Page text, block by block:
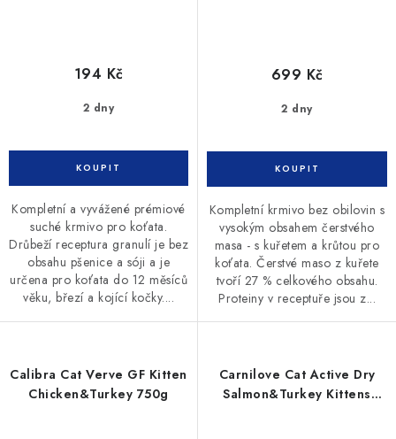
2 dny
194 Kč
Kompletní a vyvážené prémiové
suché krmivo pro koťata.
Drůbeží receptura granulí je bez
obsahu pšenice a sóji a je
určena pro koťata do 12 měsíců
věku, březí a kojící kočky....
2 dny
699 Kč
Kompletní krmivo bez obilovin s
vysokým obsahem čerstvého
masa - s kuřetem a krůtou pro
koťata. Čerstvé maso z kuřete
tvoří 27 % celkového obsahu.
Proteiny v receptuře jsou z...
Calibra Cat Verve GF Kitten
Chicken&Turkey 750g
Carnilove Cat Active Dry
Salmon&Turkey Kittens